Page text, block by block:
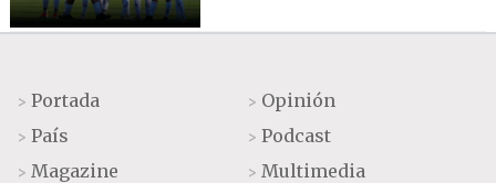
> Portada
> País
> Magazine
> Opinión
> Podcast
> Multimedia